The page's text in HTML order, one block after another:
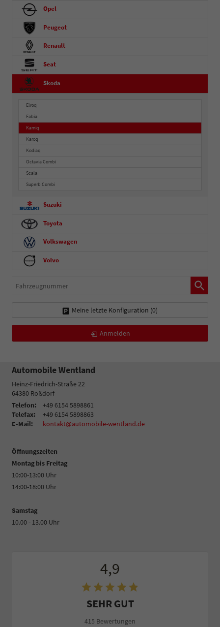
Opel
Peugeot
Renault
Seat
Skoda
Elroq
Fabia
Kamiq
Karoq
Kodiaq
Octavia Combi
Scala
Superb Combi
Suzuki
Toyota
Volkswagen
Volvo
Fahrzeugnummer
Meine letzte Konfiguration (0)
Anmelden
Automobile Wentland
Heinz-Friedrich-Straße 22
64380 Roßdorf
Telefon:
+49 6154 5898861
Telefax:
+49 6154 5898863
E-Mail:
kontakt@automobile-wentland.de
Öffnungszeiten
Montag bis Freitag
10:00-13:00 Uhr
14:00-18:00 Uhr
Samstag
10.00 - 13.00 Uhr
4,9
SEHR GUT
415 Bewertungen